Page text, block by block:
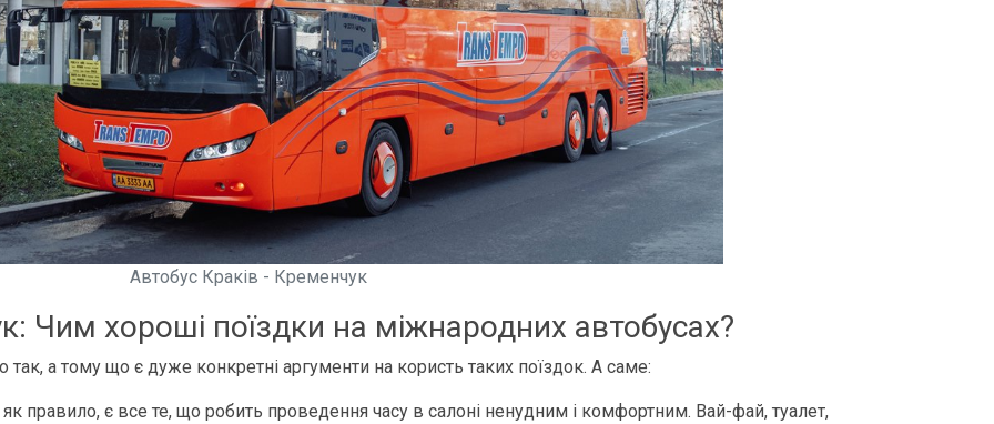
Автобус Краків - Кременчук
Чим хороші поїздки на міжнародних автобусах?
а тому що є дуже конкретні аргументи на користь таких поїздок. А саме:
правило, є все те, що робить проведення часу в салоні ненудним і комфортним. Вай-фай, туалет,